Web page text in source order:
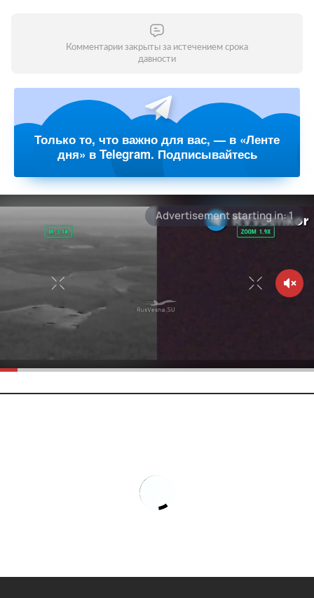
Комментарии закрыты за истечением срока
давности
Только то, что важно для вас, — в «Ленте
дня» в Telegram. Подписывайтесь